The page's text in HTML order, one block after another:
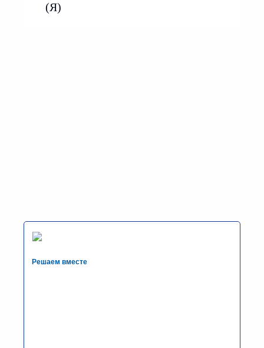
(Я)
Решаем вместе